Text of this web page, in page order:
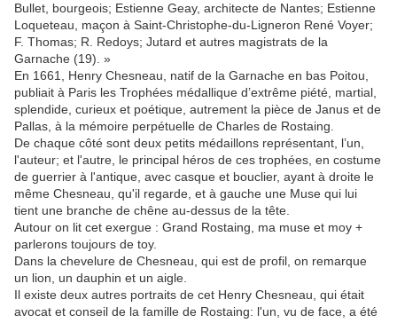
Bullet, bourgeois; Estienne Geay, architecte de Nantes; Estienne
Loqueteau, maçon à Saint-Christophe-du-Ligneron René Voyer;
F. Thomas; R. Redoys; Jutard et autres magistrats de la
Garnache (19). »
En 1661, Henry Chesneau, natif de la Garnache en bas Poitou,
publiait à Paris les Trophées médallique d’extrême piété, martial,
splendide, curieux et poétique, autrement la pièce de Janus et de
Pallas, à la mémoire perpétuelle de Charles de Rostaing.
De chaque côté sont deux petits médaillons représentant, l’un,
l'auteur; et l'autre, le principal héros de ces trophées, en costume
de guerrier à l'antique, avec casque et bouclier, ayant à droite le
même Chesneau, qu'il regarde, et à gauche une Muse qui lui
tient une branche de chêne au-dessus de la tête.
Autour on lit cet exergue : Grand Rostaing, ma muse et moy +
parlerons toujours de toy.
Dans la chevelure de Chesneau, qui est de profil, on remarque
un lion, un dauphin et un aigle.
Il existe deux autres portraits de cet Henry Chesneau, qui était
avocat et conseil de la famille de Rostaing: l'un, vu de face, a été